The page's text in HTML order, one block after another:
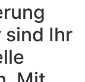
sind Ihr